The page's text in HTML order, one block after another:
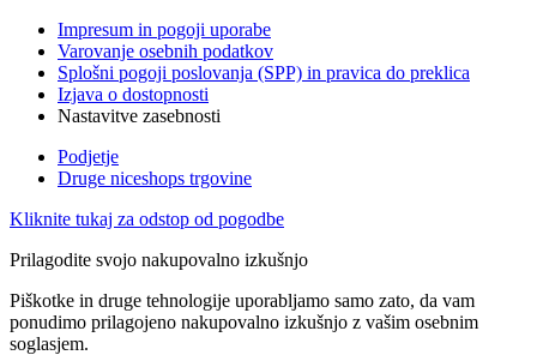
Impresum in pogoji uporabe
Varovanje osebnih podatkov
Splošni pogoji poslovanja (SPP) in pravica do preklica
Izjava o dostopnosti
Nastavitve zasebnosti
Podjetje
Druge niceshops trgovine
Kliknite tukaj za odstop od pogodbe
Prilagodite svojo nakupovalno izkušnjo
Piškotke in druge tehnologije uporabljamo samo zato, da vam
ponudimo prilagojeno nakupovalno izkušnjo z vašim osebnim
soglasjem.